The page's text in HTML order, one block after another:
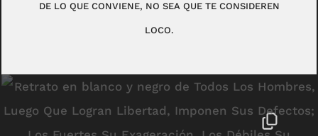
DE LO QUE CONVIENE, NO SEA QUE TE CONSIDEREN
LOCO.